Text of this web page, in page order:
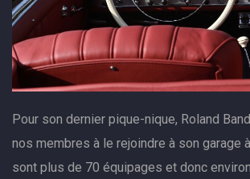
Pour son dernier pique-nique, Roland
nos membres à le rejoindre à son garage
sont plus de 70 équipages et donc